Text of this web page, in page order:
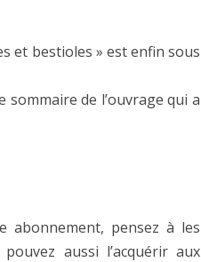
et bestioles » est enfin sous
de l’ouvrage qui a
abonnement, pensez à les
aussi l’acquérir aux